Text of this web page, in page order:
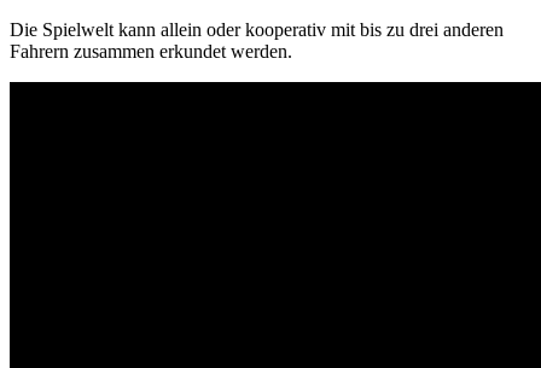
Die Spielwelt kann allein oder kooperativ mit bis zu drei anderen
Fahrern zusammen erkundet werden.